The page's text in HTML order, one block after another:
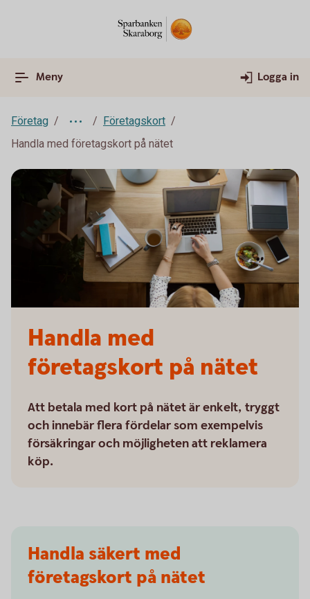
Meny Logga in
Företag
Företagskort
Handla med företagskort på nätet
Handla med
företagskort på nätet
Att betala med kort på nätet är enkelt, tryggt
och innebär flera fördelar som exempelvis
försäkringar och möjligheten att reklamera
köp.
Handla säkert med
företagskort på nätet